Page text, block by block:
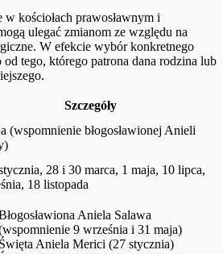
kościołach prawosławnym i
ulegać zmianom ze względu na
W efekcie wybór konkretnego
tego, którego patrona dana rodzina lub
Szczegóły
(wspomnienie błogosławionej Anieli
28 i 30 marca, 1 maja, 10 lipca,
18 listopada
Aniela Salawa
9 września i 31 maja)
Święta Aniela Merici (27 stycznia)